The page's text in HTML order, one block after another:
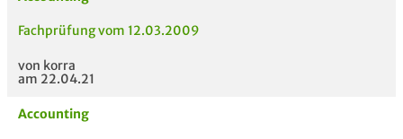
Fachprüfung vom 12.03.2009
von korra
am 22.04.21
Accounting